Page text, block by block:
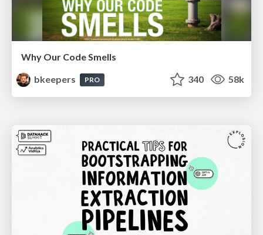
Why Our Code Smells
bkeepers
PRO 340 58k